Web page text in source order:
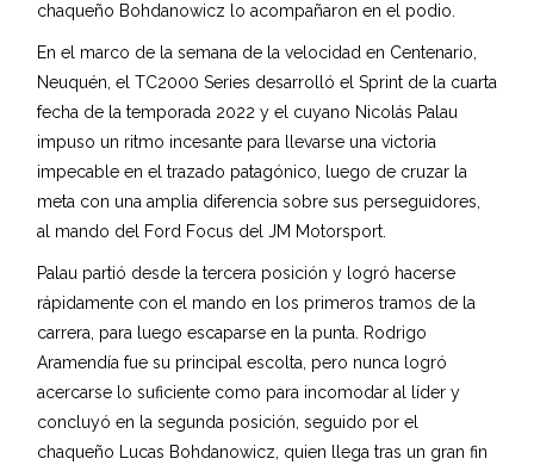
chaqueño Bohdanowicz lo acompañaron en el podio.
En el marco de la semana de la velocidad en Centenario,
Neuquén, el TC2000 Series desarrolló el Sprint de la cuarta
fecha de la temporada 2022 y el cuyano Nicolás Palau
impuso un ritmo incesante para llevarse una victoria
impecable en el trazado patagónico, luego de cruzar la
meta con una amplia diferencia sobre sus perseguidores,
al mando del Ford Focus del JM Motorsport.
Palau partió desde la tercera posición y logró hacerse
rápidamente con el mando en los primeros tramos de la
carrera, para luego escaparse en la punta. Rodrigo
Aramendía fue su principal escolta, pero nunca logró
acercarse lo suficiente como para incomodar al líder y
concluyó en la segunda posición, seguido por el
chaqueño Lucas Bohdanowicz, quien llega tras un gran fin